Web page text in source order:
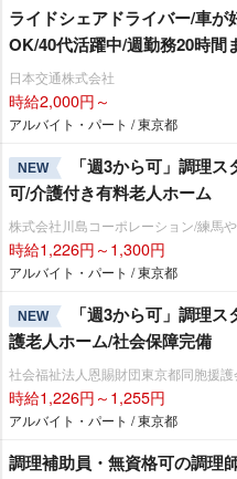
ライドシェアドライバー/車
OK/40代活躍中/週勤務20時間
日本交通株式会社
時給2,000円～
アルバイト・パート / 東京都
NEW
「週3から可」調理
可/介護付き有料老人ホーム
株式会社川島コーポレーション/練馬
時給1,226円～1,300円
アルバイト・パート / 東京都
NEW
「週3から可」調理
護老人ホーム/社会保障完備
社会福祉法人恩賜財団東京都同胞援
時給1,226円～1,255円
アルバイト・パート / 東京都
調理補助員・無資格可の調理